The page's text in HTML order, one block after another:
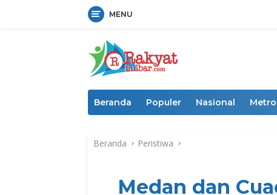
MENU
Beranda Populer Nasional Metro
Beranda Peristiwa
Medan dan